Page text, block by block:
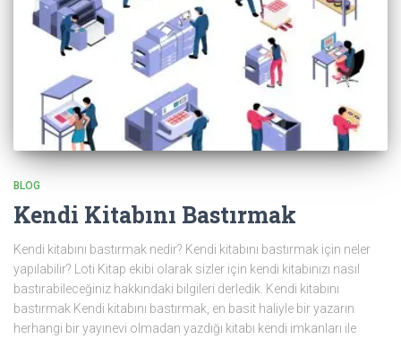
BLOG
Kendi Kitabını Bastırmak
Kendi kitabını bastırmak nedir? Kendi kitabını bastırmak için neler
yapılabilir? Loti Kitap ekibi olarak sizler için kendi kitabınızı nasıl
bastırabileceğiniz hakkındaki bilgileri derledik. Kendi kitabını
bastırmak Kendi kitabını bastırmak, en basit haliyle bir yazarın
herhangi bir yayınevi olmadan yazdığı kitabı kendi imkanları ile